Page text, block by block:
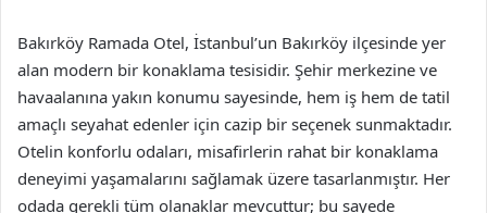
Bakırköy Ramada Otel, İstanbul’un Bakırköy ilçesinde yer
alan modern bir konaklama tesisidir. Şehir merkezine ve
havaalanına yakın konumu sayesinde, hem iş hem de tatil
amaçlı seyahat edenler için cazip bir seçenek sunmaktadır.
Otelin konforlu odaları, misafirlerin rahat bir konaklama
deneyimi yaşamalarını sağlamak üzere tasarlanmıştır. Her
odada gerekli tüm olanaklar mevcuttur; bu sayede